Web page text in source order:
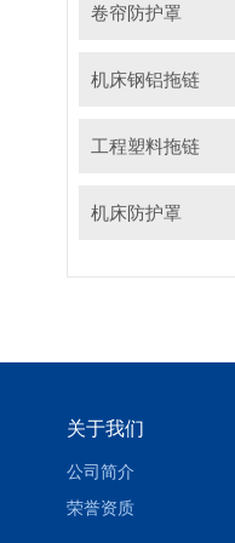
卷帘防护罩
机床钢铝拖链
工程塑料拖链
机床防护罩
关于我们
公司简介
荣誉资质